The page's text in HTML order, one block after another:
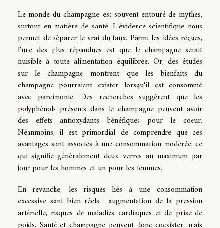
Le monde du champagne est souvent entouré de mythes,
surtout en matière de santé. L'évidence scientifique nous
permet de séparer le vrai du faux. Parmi les idées reçues,
l'une des plus répandues est que le champagne serait
nuisible à toute alimentation équilibrée. Or, des études
sur le champagne montrent que les bienfaits du
champagne pourraient exister lorsqu'il est consommé
avec parcimonie. Des recherches suggèrent que les
polyphénols présents dans le champagne peuvent avoir
des effets antioxydants bénéfiques pour le coeur.
Néanmoins, il est primordial de comprendre que ces
avantages sont associés à une consommation modérée, ce
qui signifie généralement deux verres au maximum par
jour pour les hommes et un pour les femmes.
En revanche, les risques liés à une consommation
excessive sont bien réels : augmentation de la pression
artérielle, risques de maladies cardiaques et de prise de